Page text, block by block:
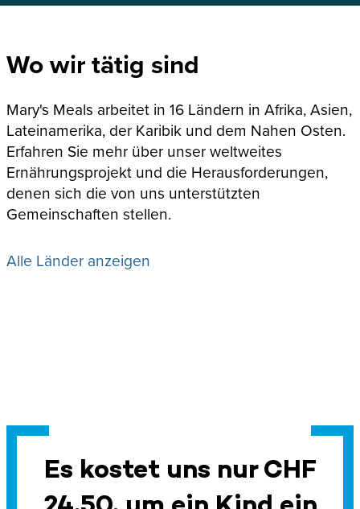
Wo wir tätig sind
Mary's Meals arbeitet in 16 Ländern in Afrika, Asien,
Lateinamerika, der Karibik und dem Nahen Osten.
Erfahren Sie mehr über unser weltweites
Ernährungsprojekt und die Herausforderungen,
denen sich die von uns unterstützten
Gemeinschaften stellen.
Alle Länder anzeigen
Es kostet uns nur CHF